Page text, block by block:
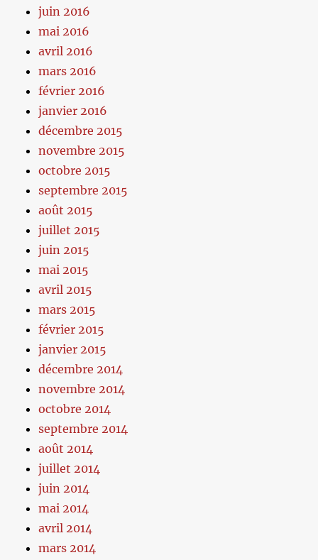
juin 2016
mai 2016
avril 2016
mars 2016
février 2016
janvier 2016
décembre 2015
novembre 2015
octobre 2015
septembre 2015
août 2015
juillet 2015
juin 2015
mai 2015
avril 2015
mars 2015
février 2015
janvier 2015
décembre 2014
novembre 2014
octobre 2014
septembre 2014
août 2014
juillet 2014
juin 2014
mai 2014
avril 2014
mars 2014